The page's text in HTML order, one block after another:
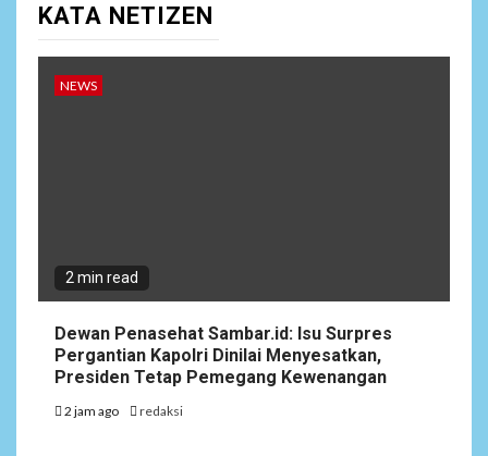
KATA NETIZEN
NEWS
2 min read
Dewan Penasehat Sambar.id: Isu Surpres
Pergantian Kapolri Dinilai Menyesatkan,
Presiden Tetap Pemegang Kewenangan
2 jam ago redaksi